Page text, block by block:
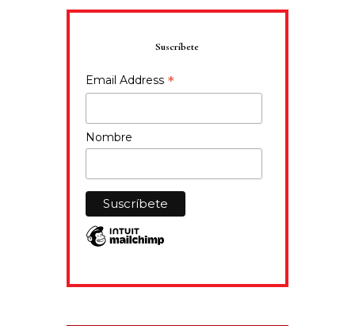
Suscríbete
Email Address *
Nombre